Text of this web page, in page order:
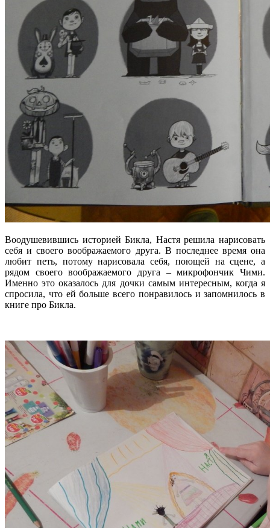
Воодушевившись историей Бикла, Настя решила нарисовать
себя и своего воображаемого друга. В последнее время она
любит петь, потому нарисовала себя, поющей на сцене, а
рядом своего воображаемого друга – микрофончик Чими.
Именно это оказалось для дочки самым интересным, когда я
спросила, что ей больше всего понравилось и запомнилось в
книге про Бикла.